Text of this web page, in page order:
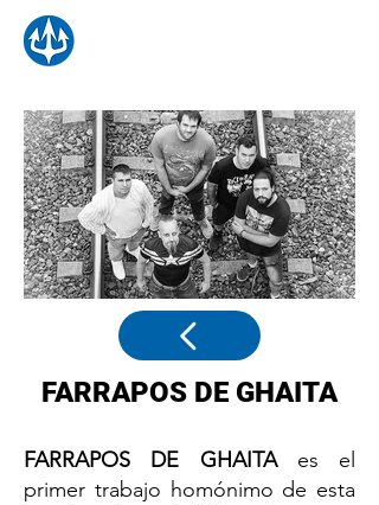
FARRAPOS DE GHAITA
FARRAPOS DE GHAITAes el
primer trabajo homónimo de esta